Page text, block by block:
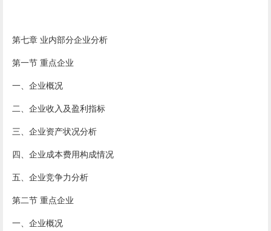
第七章 业内部分企业分析
第一节 重点企业
一、企业概况
二、企业收入及盈利指标
三、企业资产状况分析
四、企业成本费用构成情况
五、企业竞争力分析
第二节 重点企业
一、企业概况